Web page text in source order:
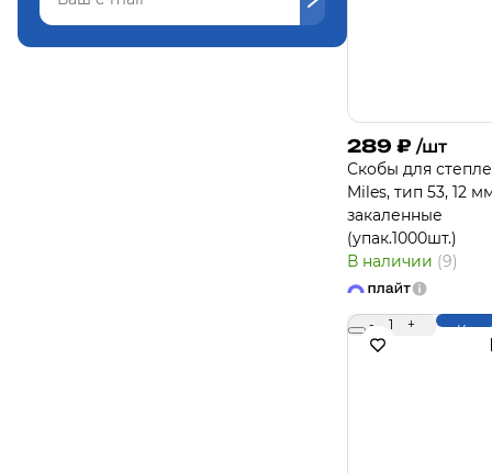
289 ₽ /шт
Скобы для
Miles, тип 53, 12
закаленные
(упак.1000шт.)
В наличии (9)
- 1 +